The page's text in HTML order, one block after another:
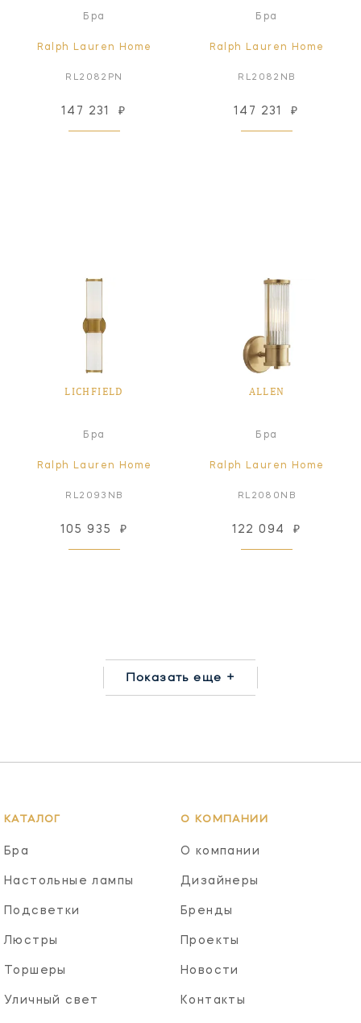
Бра
Ralph Lauren Home
RL2082PN
147 231 ₽
Бра
Ralph Lauren Home
RL2082NB
147 231 ₽
LICHFIELD
Бра
Ralph Lauren Home
RL2093NB
105 935 ₽
ALLEN
Бра
Ralph Lauren Home
RL2080NB
122 094 ₽
Показать еще +
КАТАЛОГ
Бра
Настольные лампы
Подсветки
Люстры
Торшеры
Уличный свет
О КОМПАНИИ
О компании
Дизайнеры
Бренды
Проекты
Новости
Контакты